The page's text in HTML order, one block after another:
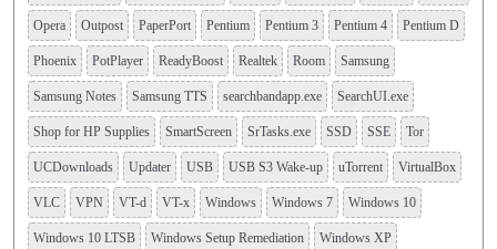
Opera Outpost PaperPort Pentium Pentium 3 Pentium 4 Pentium D
Phoenix PotPlayer ReadyBoost Realtek Room Samsung
Samsung Notes Samsung TTS searchbandapp.exe SearchUI.exe
Shop for HP Supplies SmartScreen SrTasks.exe SSD SSE Tor
UCDownloads Updater USB USB S3 Wake-up uTorrent VirtualBox
VLC VPN VT-d VT-x Windows Windows 7 Windows 10
Windows 10 LTSB Windows Setup Remediation Windows XP